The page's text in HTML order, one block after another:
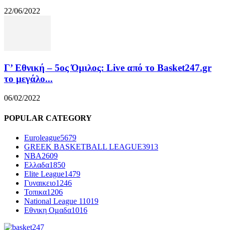
22/06/2022
Γ’ Εθνική – 5ος Όμιλος: Live από το Basket247.gr
το μεγάλο...
06/02/2022
POPULAR CATEGORY
Euroleague5679
GREEK BASKETBALL LEAGUE3913
NBA2609
Ελλαδα1850
Elite League1479
Γυναικειο1246
Τοπικα1206
National League 11019
Εθνικη Ομαδα1016